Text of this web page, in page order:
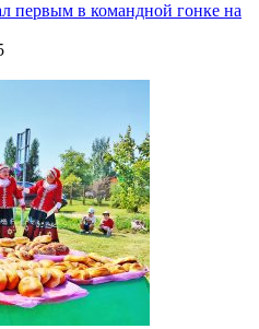
первым в командной гонке на